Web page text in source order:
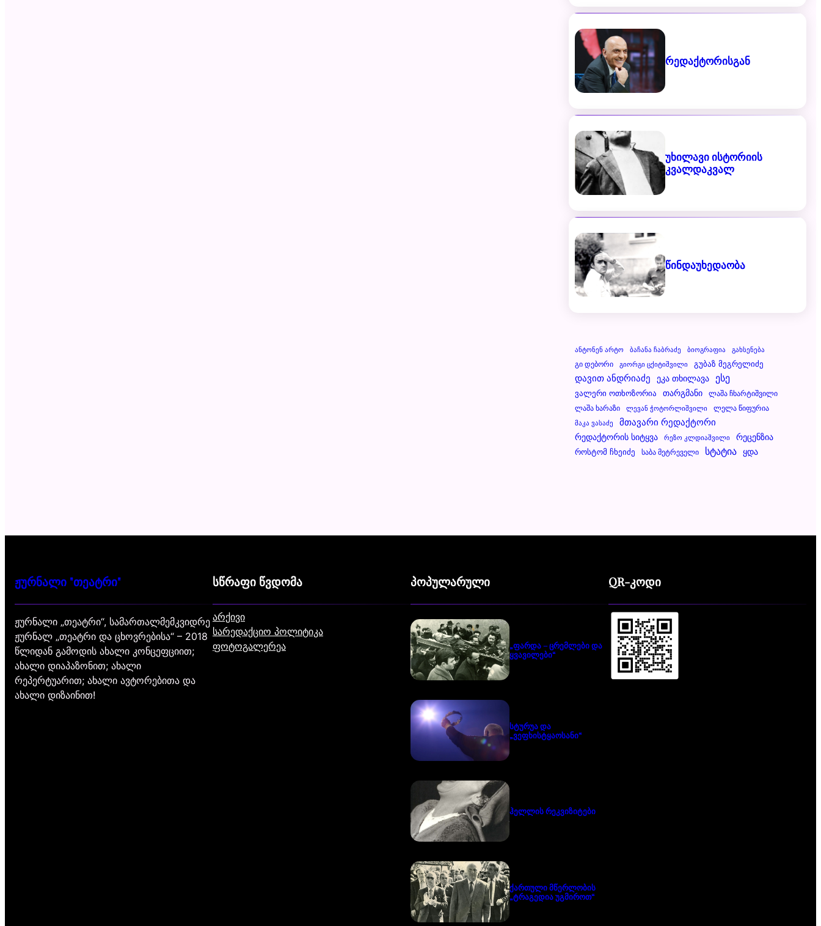
რედაქტორისგან
უხილავი ისტორიის
კვალდაკვალ
წინდაუხედაობა
Ანტონენ Არტო Ბაჩანა Ჩაბრაძე Ბიოგრაფია
Გახსენება
Გი Დებორი
Გიორგი Ცქიტიშვილი Გუბაზ Მეგრელიძე
Დავით Ანდრიაძე Ეკა Თხილავა Ესე
Ვალერი Ოთხოზორია Თარგმანი Ლაშა Ჩხარტიშვილი
Ლაშა Ხარაზი Ლევან Ჭოტორლიშვილი
Ლელა Წიფურია
Მაკა Ვასაძე
Მთავარი Რედაქტორი
Რედაქტორის Სიტყვა Რეზო Კლდიაშვილი Რეცენზია
Როსტომ Ჩხეიძე Საბა Მეტრეველი Სტატია Ყდა
ჟურნალი "თეატრი"
ჟურნალი „თეატრი“, სამართალმემკვიდრე
ჟურნალ „თეატრი და ცხოვრებისა“ – 2018
წლიდან გამოდის ახალი კონცეფციით;
ახალი დიაპაზონით; ახალი
რეპერტუარით; ახალი ავტორებითა და
ახალი დიზაინით!
სწრაფი წვდომა
არქივი
სარედაქციო პოლიტიკა
ფოტოგალერეა
პოპულარული
„ფარდა – ცრემლები და
ყვავილები“
სტურუა და
„ვეფხისტყაოსანი“
ჰელლის რეკვიზიტები
ქართული მწერლობის
„ტრაგედია უგმიროთ“
QR-კოდი